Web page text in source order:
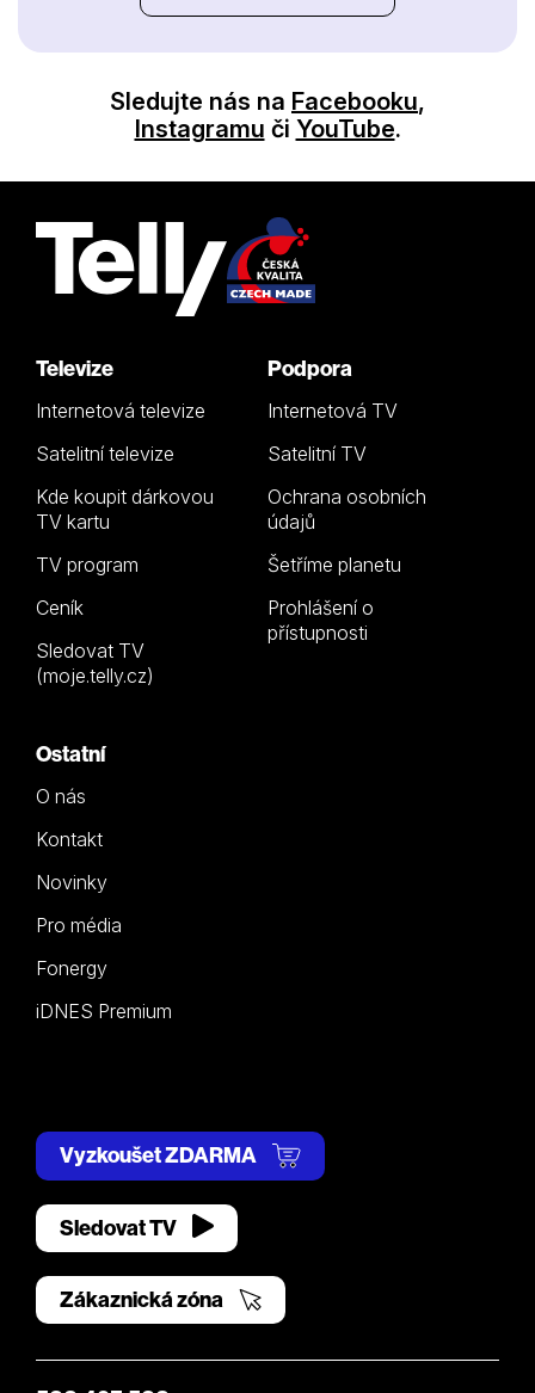
Sledujte nás na Facebooku,
Instagramu či YouTube.
Televize
Internetová televize
Satelitní televize
Kde koupit dárkovou
TV kartu
TV program
Ceník
Sledovat TV
(moje.telly.cz)
Podpora
Internetová TV
Satelitní TV
Ochrana osobních
údajů
Šetříme planetu
Prohlášení o
přístupnosti
Ostatní
O nás
Kontakt
Novinky
Pro média
Fonergy
iDNES Premium
Vyzkoušet ZDARMA
Sledovat TV
Zákaznická zóna